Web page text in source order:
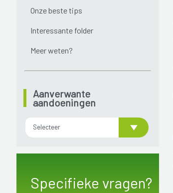
Onze beste tips
Interessante folder
Meer weten?
Aanverwante
aandoeningen
Selecteer
Specifieke vragen?